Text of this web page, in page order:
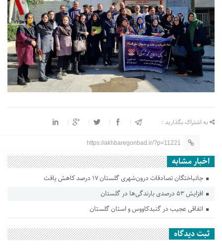
به اشتراک بگذارید :
https://akhbaregonbad.ir/?p=11221
اخبار مشابه
جانباختگان تصادفات درون‌شهری گلستان ۱۷ درصد کاهش یافت
افزایش ۵۳ درصدی بارندگی‌ها در گلستان
اتفاقی عجیب در‌ گنبدکاووس و استان گلستان
ثبت دیدگاه